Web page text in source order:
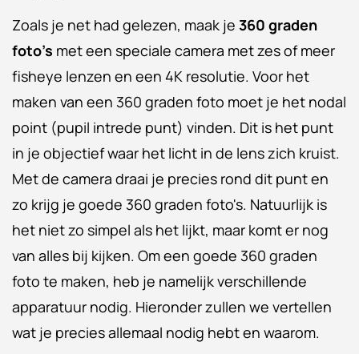
Zoals je net had gelezen, maak je 360 graden
foto’s met een speciale camera met zes of meer
fisheye lenzen en een 4K resolutie. Voor het
maken van een 360 graden foto moet je het nodal
point (pupil intrede punt) vinden. Dit is het punt
in je objectief waar het licht in de lens zich kruist.
Met de camera draai je precies rond dit punt en
zo krijg je goede 360 graden foto's. Natuurlijk is
het niet zo simpel als het lijkt, maar komt er nog
van alles bij kijken. Om een goede 360 graden
foto te maken, heb je namelijk verschillende
apparatuur nodig. Hieronder zullen we vertellen
wat je precies allemaal nodig hebt en waarom.